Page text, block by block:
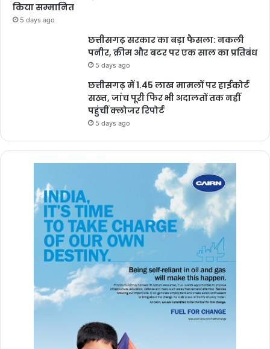
किया सम्मानित
5 days ago
छत्तीसगढ़ सरकार का बड़ा फैसला: नकली
पनीर, क्रीम और बटर पर एक साल का प्रतिबंध
5 days ago
छत्तीसगढ़ में 1.45 लाख मामलों पर हाईकोर्ट
सख्त, जांच पूरी फिर भी अदालतों तक नहीं
पहुंचीं क्लोजर रिपोर्ट
5 days ago